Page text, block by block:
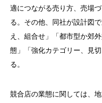
適につながる売り方、売場
る。その他、同社が設計図
え、組合せ」「都市型か郊
態」「強化カテゴリー、見
る。
競合店の業態に関しては、